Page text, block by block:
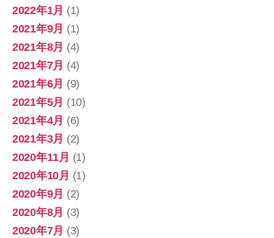
2022年1月 (1)
2021年9月 (1)
2021年8月 (4)
2021年7月 (4)
2021年6月 (9)
2021年5月 (10)
2021年4月 (6)
2021年3月 (2)
2020年11月 (1)
2020年10月 (1)
2020年9月 (2)
2020年8月 (3)
2020年7月 (3)